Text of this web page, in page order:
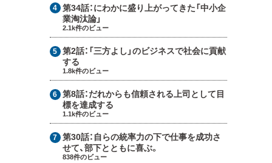
第34話：にわかに盛り上がってきた「中小企
業淘汰論」
2.1k件のビュー
第2話： 「三方よし」のビジネスで社会に貢献
する
1.8k件のビュー
第8話：だれからも信頼される上司として目
標を達成する
1.1k件のビュー
第30話： 自らの統率力の下で仕事を成功さ
せて、部下とともに喜ぶ。
838件のビュー